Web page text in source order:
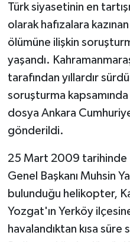
Türk siyasetinin en
olarak hafızalara kazınan
ölümüne ilişkin
yaşandı.
tarafından yıllardır
soruşturma
dosya Ankara
gönderildi.
25 Mart 2009 tarihinde
Genel Başkanı Muhsin
bulunduğu helikopter,
Yozgat'ın Yerköy
havalandıktan kısa